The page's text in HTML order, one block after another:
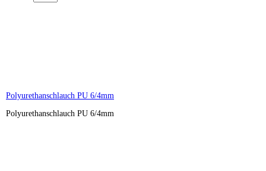
Polyurethanschlauch PU 6/4mm
Polyurethanschlauch PU 6/4mm